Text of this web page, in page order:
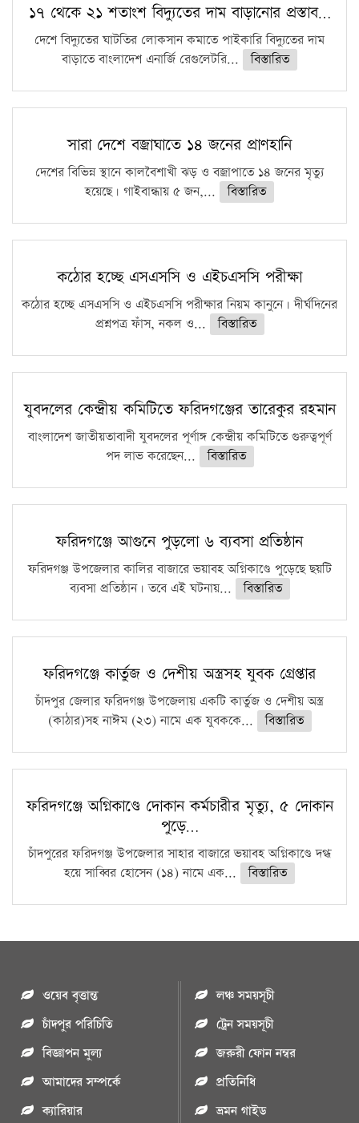
১৭ থেকে ২১ শতাংশ বিদ্যুতের দাম বাড়ানোর প্রস্তাব…
দেশে বিদ্যুতের ঘাটতির লোকসান কমাতে পাইকারি বিদ্যুতের দাম
বাড়াতে বাংলাদেশ এনার্জি রেগুলেটরি...
বিস্তারিত
সারা দেশে বজ্রাঘাতে ১৪ জনের প্রাণহানি
দেশের বিভিন্ন স্থানে কালবৈশাখী ঝড় ও বজ্রাপাতে ১৪ জনের মৃত্যু
হয়েছে। গাইবান্ধায় ৫ জন,...
বিস্তারিত
কঠোর হচ্ছে এসএসসি ও এইচএসসি পরীক্ষা
কঠোর হচ্ছে এসএসসি ও এইচএসসি পরীক্ষার নিয়ম কানুনে। দীর্ঘদিনের
প্রশ্নপত্র ফাঁস, নকল ও...
বিস্তারিত
যুবদলের কেন্দ্রীয় কমিটিতে ফরিদগঞ্জের তারেকুর রহমান
বাংলাদেশ জাতীয়তাবাদী যুবদলের পূর্ণাঙ্গ কেন্দ্রীয় কমিটিতে গুরুত্বপূর্ণ
পদ লাভ করেছেন...
বিস্তারিত
ফরিদগঞ্জে আগুনে পুড়লো ৬ ব্যবসা প্রতিষ্ঠান
ফরিদগঞ্জ উপজেলার কালির বাজারে ভয়াবহ অগ্নিকাণ্ডে পুড়েছে ছয়টি
ব্যবসা প্রতিষ্ঠান। তবে এই ঘটনায়...
বিস্তারিত
ফরিদগঞ্জে কার্তুজ ও দেশীয় অস্ত্রসহ যুবক গ্রেপ্তার
চাঁদপুর জেলার ফরিদগঞ্জ উপজেলায় একটি কার্তুজ ও দেশীয় অস্ত্র
(কাঠার)সহ নাঈম (২৩) নামে এক যুবককে...
বিস্তারিত
ফরিদগঞ্জে অগ্নিকাণ্ডে দোকান কর্মচারীর মৃত্যু, ৫ দোকান
পুড়ে…
চাঁদপুরের ফরিদগঞ্জ উপজেলার সাহার বাজারে ভয়াবহ অগ্নিকাণ্ডে দগ্ধ
হয়ে সাব্বির হোসেন (১৪) নামে এক...
বিস্তারিত
ওয়েব বৃত্তান্ত
চাঁদপুর পরিচিতি
বিজ্ঞাপন মুল্য
আমাদের সম্পর্কে
ক্যারিয়ার
লঞ্চ সময়সূচী
ট্রেন সময়সূচী
জরুরী ফোন নম্বর
প্রতিনিধি
ভ্রমন গাইড